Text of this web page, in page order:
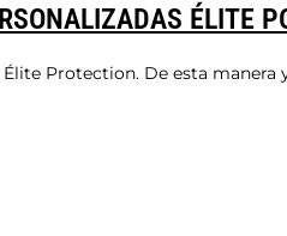
ÉLITE
Protection. De esta